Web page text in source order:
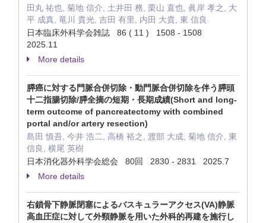
田丸 祐也, 菊地 信介, 土井田 務, 栗山 直也, 眞岸 孝之, 大
平 成真, 竜川 貴光, 吉田 有里, 内田 大貴, 東 信良
日本臨床外科学会雑誌 86 ( 11 ) 1508 - 1508
2025.11
More details
膵癌に対する門脈合併切除・動門脈合併切除を伴う膵頭
十二指腸切除/膵全摘の短期・長期成績(Short and long-
term outcome of pancreatectomy with combined
portal and/or artery resection)
島田 慎吾, 今井 浩二, 高橋 裕之, 渡部 大成, 菊地 信介, 東
信良, 横尾 英樹
日本消化器外科学会総会 80回 2830 - 2831 2025.7
More details
右鎖骨下静脈閉塞によるバスキュラーアクセス(VA)静脈
高血圧症に対して外頸静脈を用いた外科的再建を施行し